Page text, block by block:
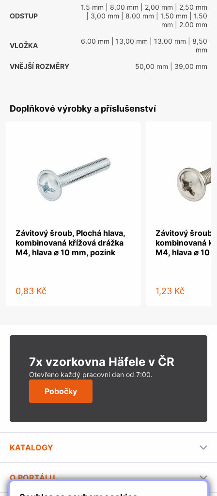
ODSTUP
1.5 mm | 8,00 mm | 2,00 mm | 2,50 mm
| 3,00 mm | 8.00 mm | 1,50 mm | 1.50
mm | 2.00 mm
VLOŽKA
6,00 mm | 13,00 mm | 13.00 mm | 8,50
mm
VNĚJŠÍ ROZMĚRY
50,00 mm | 39,00 mm
Doplňkové výrobky a příslušenství
Závitový šroub, Plochá hlava,
kombinovaná křížová drážka
M4, hlava ⌀ 10 mm, pozink
0,83 Kč
Závitový šroub,
kombinovaná
M4, hlava ⌀ 10
1,23 Kč
7x vzorkovna Häfele v ČR
Otevřeno každý pracovní den od 7:00.
Pobočky
KATALOGY
Stavební katalog Häfele
O PORTÁLU